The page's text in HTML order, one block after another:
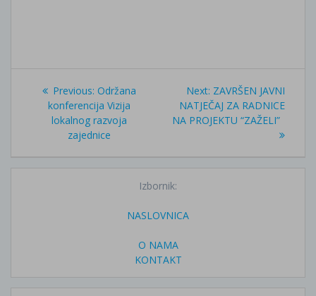
Navigacija
objava
Previous: Previous
post:
Održana
konferencija Vizija
lokalnog razvoja
zajednice
Next: Next
post:
ZAVRŠEN JAVNI
NATJEČAJ ZA RADNICE
NA PROJEKTU “ZAŽELI”
Izbornik:
NASLOVNICA
O NAMA
KONTAKT